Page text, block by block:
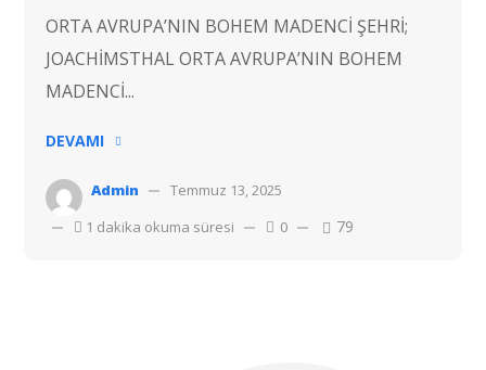
ORTA AVRUPA’NIN BOHEM MADENCİ ŞEHRİ;
JOACHİMSTHAL ORTA AVRUPA’NIN BOHEM
MADENCİ...
DEVAMI
Admin
Temmuz 13, 2025
1 dakika okuma süresi
0 79